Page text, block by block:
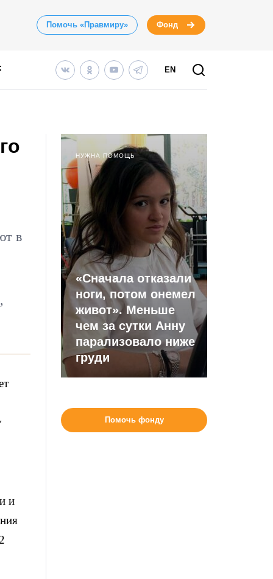
Помочь «Правмиру» Фонд
EN
в
и
НУЖНА ПОМОЩЬ
«Сначала отказали
ноги, потом онемел
живот». Меньше
чем за сутки Анну
парализовало ниже
груди
Помочь фонду